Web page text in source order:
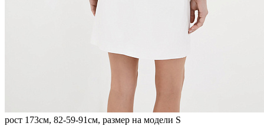
рост 173см, 82-59-91см, размер на модели S